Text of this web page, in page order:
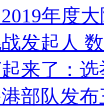
年度
发起人
来了：
部队发